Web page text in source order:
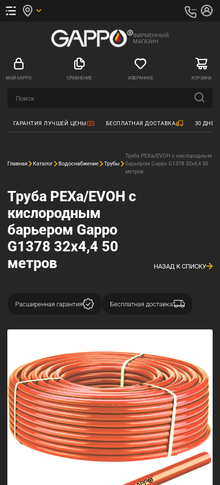
ФИРМЕННЫЙ
МАГАЗИН
МОЙ GAPPO СРАВНЕНИЕ ИЗБРАННОЕ КОРЗИНА
ГАРАНТИЯ ЛУЧШЕЙ ЦЕНЫ БЕСПЛАТНАЯ ДОСТАВКА 30
Главная Каталог Водоснабжение Трубы
Труба PEXa/EVOH с кислородным
барьером Gappo G1378 32x4,4 50
метров
Труба PEXa/EVOH с
кислородным
барьером Gappo
G1378 32x4,4 50
метров
НАЗАД К СПИСКУ
Расширенная гарантия Бесплатная доставка